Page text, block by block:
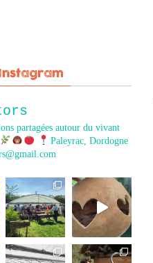
partagées autour du vivant
Paleyrac, Dordogne